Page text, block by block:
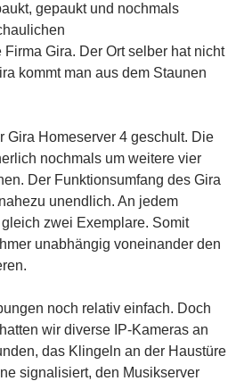
gepaukt und nochmals
Gira. Der Ort selber hat nicht
kommt man aus dem Staunen
Gira Homeserver 4 geschult. Die
nochmals um weitere vier
Der Funktionsumfang des Gira
unendlich. An jedem
zwei Exemplare. Somit
unabhängig voneinander den
noch relativ einfach. Doch
wir diverse IP-Kameras an
das Klingeln an der Haustüre
signalisiert, den Musikserver